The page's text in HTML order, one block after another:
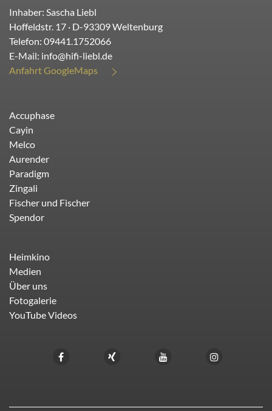
Inhaber: Sascha Liebl
Hoffeldstr. 17 · D-93309Weltenburg
Telefon: 09441.1752066
E-Mail: info@hifi-liebl.de
Anfahrt GoogleMaps
Accuphase
Cayin
Melco
Aurender
Paradigm
Zingali
Fischer und Fischer
Spendor
Heimkino
Medien
Über uns
Fotogalerie
YouTube Videos